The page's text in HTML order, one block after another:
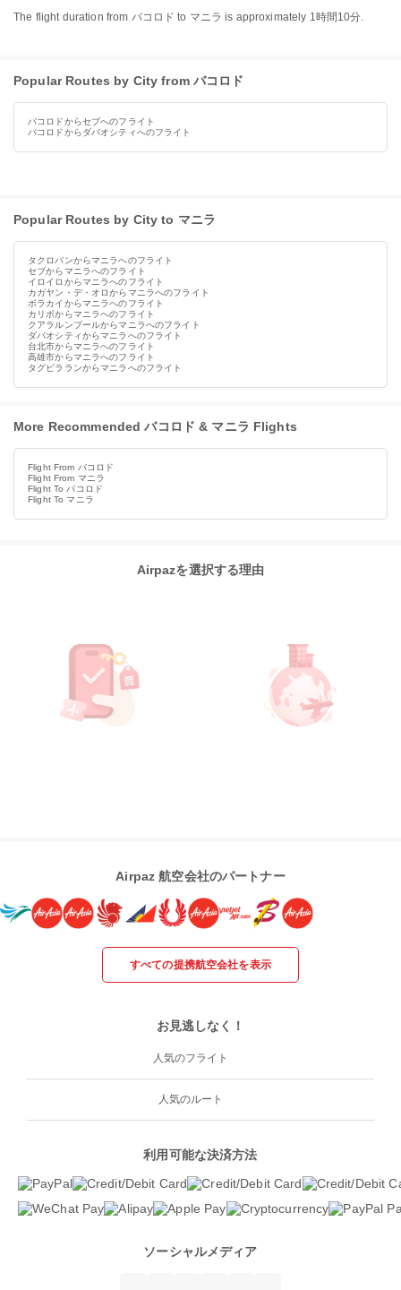
The flight duration from バコロド to マニラ is approximately 1時間10分.
Popular Routes by City from バコロド
バコロドからセブへのフライト
バコロドからダバオシティへのフライト
Popular Routes by City to マニラ
タクロバンからマニラへのフライト
セブからマニラへのフライト
イロイロからマニラへのフライト
カガヤン・デ・オロからマニラへのフライト
ボラカイからマニラへのフライト
カリボからマニラへのフライト
クアラルンプールからマニラへのフライト
ダバオシティからマニラへのフライト
台北市からマニラへのフライト
高雄市からマニラへのフライト
タグビラランからマニラへのフライト
More Recommended バコロド & マニラ Flights
Flight From バコロド
Flight From マニラ
Flight To バコロド
Flight To マニラ
Airpazを選択する理由
Airpaz 航空会社のパートナー
すべての提携航空会社を表示
お見逃しなく！
人気のフライト
人気のルート
利用可能な決済方法
ソーシャルメディア